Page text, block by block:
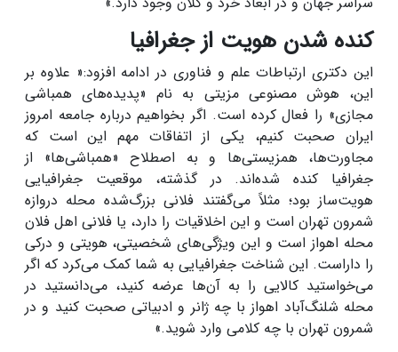
کنده شدن هویت از جغرافیا
این دکتری ارتباطات علم و فناوری در ادامه افزود:« علاوه بر
این، هوش مصنوعی مزیتی به نام «پدیده‌های همباشی
مجازی» را فعال کرده است. اگر بخواهیم درباره جامعه امروز
ایران صحبت کنیم، یکی از اتفاقات مهم این است که
مجاورت‌ها، همزیستی‌ها و به اصطلاح «همباشی‌ها» از
جغرافیا کنده شده‌اند. در گذشته، موقعیت جغرافیایی
هویت‌ساز بود؛ مثلاً می‌گفتند فلانی بزرگ‌شده محله دروازه
شمرون تهران است و این اخلاقیات را دارد، یا فلانی اهل فلان
محله اهواز است و این ویژگی‌های شخصیتی، هویتی و درکی
را داراست. این شناخت جغرافیایی به شما کمک می‌کرد که اگر
می‌خواستید کالایی را به آن‌ها عرضه کنید، می‌دانستید در
محله شلنگ‌آباد اهواز با چه ژانر و ادبیاتی صحبت کنید و در
شمرون تهران با چه کلامی وارد شوید.»